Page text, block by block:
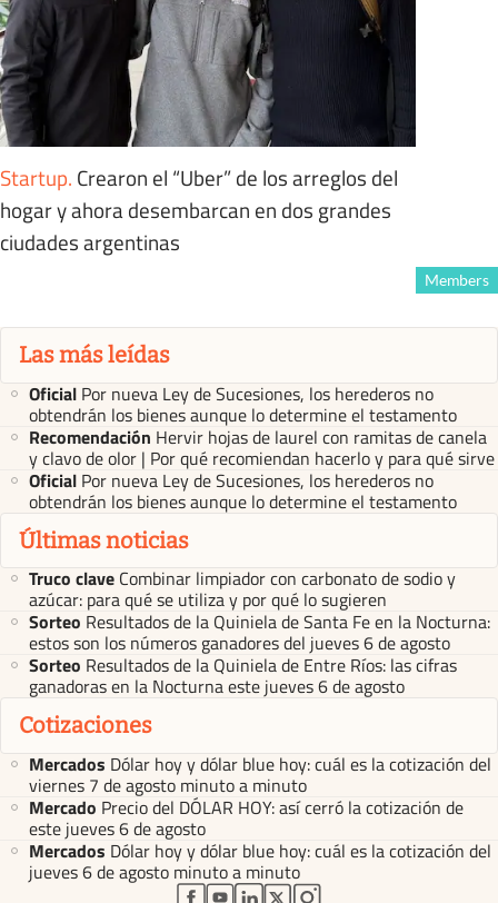
Startup. Crearon el “Uber” de los arreglos del
hogar y ahora desembarcan en dos grandes
ciudades argentinas
Members
Las más leídas
Oficial Por nueva Ley de Sucesiones, los herederos no
obtendrán los bienes aunque lo determine el testamento
Recomendación Hervir hojas de laurel con ramitas de canela
y clavo de olor | Por qué recomiendan hacerlo y para qué sirve
Oficial Por nueva Ley de Sucesiones, los herederos no
obtendrán los bienes aunque lo determine el testamento
Últimas noticias
Truco clave Combinar limpiador con carbonato de sodio y
azúcar: para qué se utiliza y por qué lo sugieren
Sorteo Resultados de la Quiniela de Santa Fe en la Nocturna:
estos son los números ganadores del jueves 6 de agosto
Sorteo Resultados de la Quiniela de Entre Ríos: las cifras
ganadoras en la Nocturna este jueves 6 de agosto
Cotizaciones
Mercados Dólar hoy y dólar blue hoy: cuál es la cotización del
viernes 7 de agosto minuto a minuto
Mercado Precio del DÓLAR HOY: así cerró la cotización de
este jueves 6 de agosto
Mercados Dólar hoy y dólar blue hoy: cuál es la cotización del
jueves 6 de agosto minuto a minuto
abre en nueva pestaña
abre en nueva pestaña
abre en nueva pestaña
abre en nueva pestaña
abre en nueva pestaña